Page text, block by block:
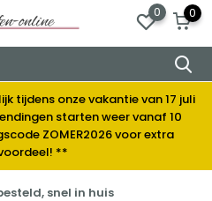
0 0
tijdens onze vakantie van 17 juli
starten weer vanaf 10
ZOMER2026 voor extra
**
snel in huis